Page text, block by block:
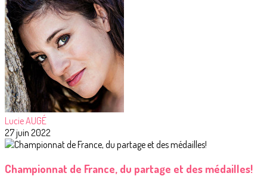
Lucie AUGÉ
27 juin 2022
Championnat de France, du partage et des médailles!